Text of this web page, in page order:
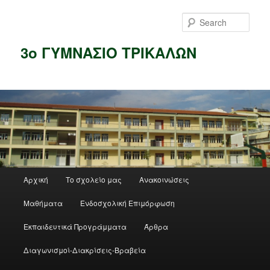
3ο ΓΥΜΝΑΣΙΟ ΤΡΙΚΑΛΩΝ
Αρχική Το σχολείο μας Ανακοινώσεις
Μαθήματα Ενδοσχολική Επιμόρφωση
Εκπαιδευτικά Προγράμματα Άρθρα
Διαγωνισμοί-Διακρίσεις-Βραβεία